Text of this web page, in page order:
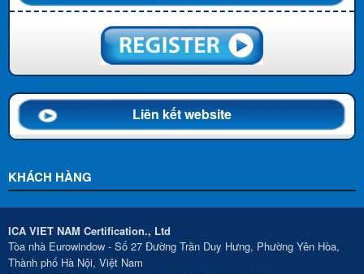
Liên kết website
KHÁCH HÀNG
ICA VIET NAM Certification., Ltd
Tòa nhà Eurowindow - Số 27 Đường Trần Duy Hưng, Phường Yên Hòa,
Thành phố Hà Nội, Việt Nam